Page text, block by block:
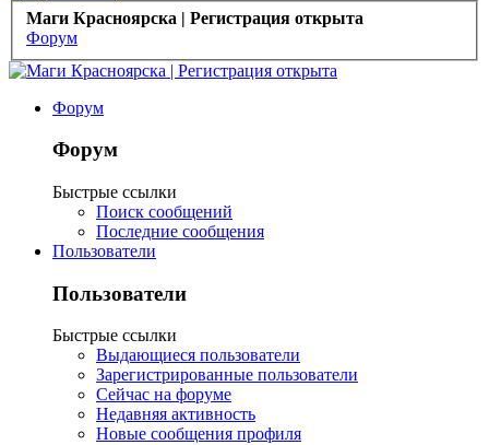
Маги Красноярска | Регистрация открыта
Форум
Форум
Форум
Быстрые ссылки
Поиск сообщений
Последние сообщения
Пользователи
Пользователи
Быстрые ссылки
Выдающиеся пользователи
Зарегистрированные пользователи
Сейчас на форуме
Недавняя активность
Новые сообщения профиля